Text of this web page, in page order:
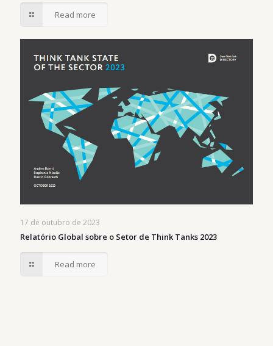
Read more
17 de outubro de 2023
Relatório Global sobre o Setor de Think Tanks 2023
Read more